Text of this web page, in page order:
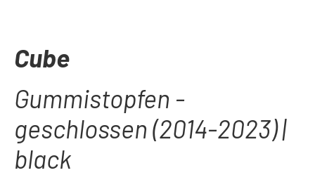
Cube
Gummistopfen -
geschlossen (2014-2023) |
black